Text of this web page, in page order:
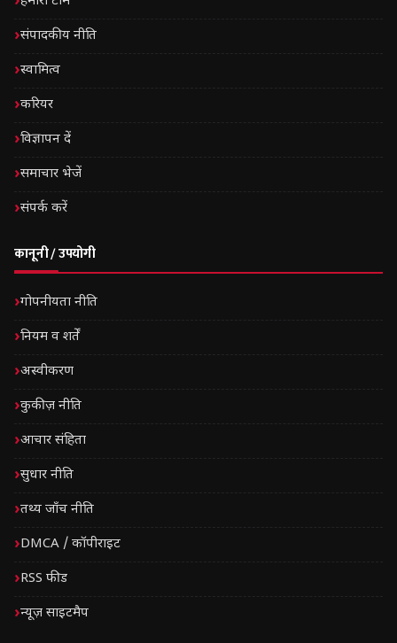
संपादकीय नीति
स्वामित्व
करियर
विज्ञापन दें
समाचार भेजें
संपर्क करें
कानूनी / उपयोगी
गोपनीयता नीति
नियम व शर्तें
अस्वीकरण
कुकीज़ नीति
आचार संहिता
सुधार नीति
तथ्य जाँच नीति
DMCA / कॉपीराइट
RSS फीड
न्यूज़ साइटमैप